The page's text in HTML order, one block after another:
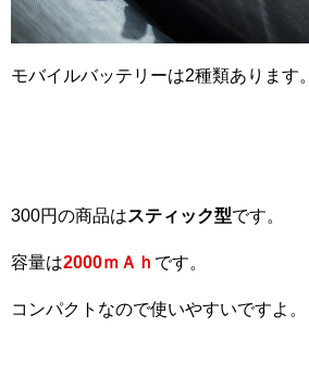
モバイルバッテリーは2種類あります。
300円の商品はスティック型です。
容量は2000ｍＡｈ です。
コンパクトなので使いやすいですよ。